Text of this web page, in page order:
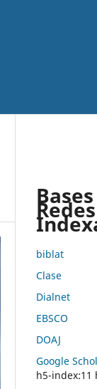
biblat
Clase
Dialnet
EBSCO
DOAJ
Google
h5-index:11